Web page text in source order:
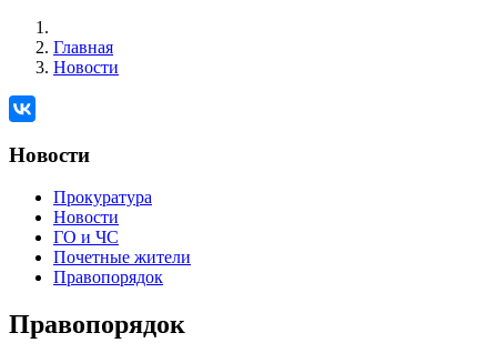
Главная
Новости
Новости
Прокуратура
Новости
ГО и ЧС
Почетные жители
Правопорядок
Правопорядок